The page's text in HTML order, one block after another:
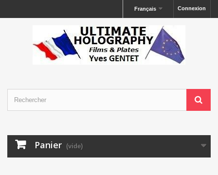
Connexion
Français
Panier (vide)